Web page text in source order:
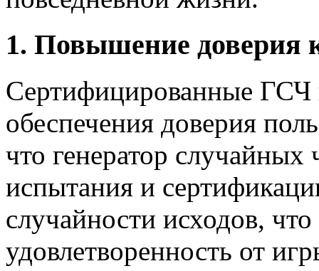
1. Повышение доверия
Сертифицированные ГСЧ
обеспечения доверия
что генератор случайных
испытания и
случайности исходов,
удовлетворенность от